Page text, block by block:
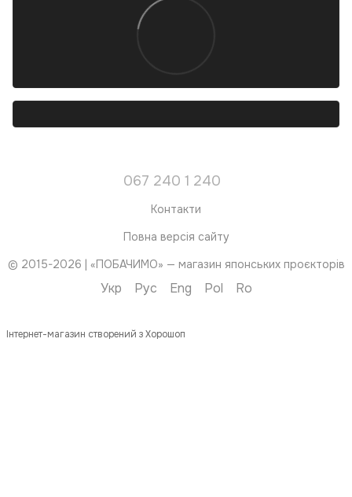
067 240 1 240
Контакти
Повна версія сайту
© 2015-2026 | «ПОБАЧИМО» — магазин японських проєкторів
Укр Рус Eng Pol Ro
Інтернет-магазин створений з Хорошоп